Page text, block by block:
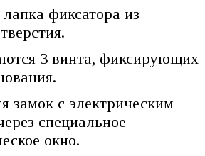
фиксатора из
3 винта, фиксирующих
замок с электрическим
специальное
окно.